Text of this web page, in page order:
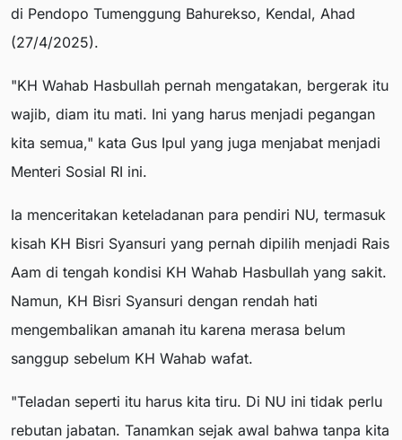
di Pendopo Tumenggung Bahurekso, Kendal, Ahad
(27/4/2025).
"KH Wahab Hasbullah pernah mengatakan, bergerak itu
wajib, diam itu mati. Ini yang harus menjadi pegangan
kita semua," kata Gus Ipul yang juga menjabat menjadi
Menteri Sosial RI ini.
Ia menceritakan keteladanan para pendiri NU, termasuk
kisah KH Bisri Syansuri yang pernah dipilih menjadi Rais
Aam di tengah kondisi KH Wahab Hasbullah yang sakit.
Namun, KH Bisri Syansuri dengan rendah hati
mengembalikan amanah itu karena merasa belum
sanggup sebelum KH Wahab wafat.
"Teladan seperti itu harus kita tiru. Di NU ini tidak perlu
rebutan jabatan. Tanamkan sejak awal bahwa tanpa kita